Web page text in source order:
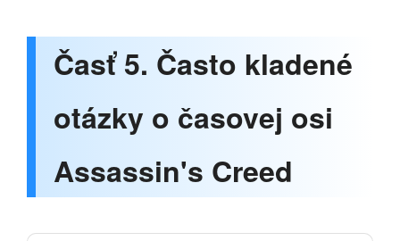
Časť 5. Často kladené
otázky o časovej osi
Assassin's Creed